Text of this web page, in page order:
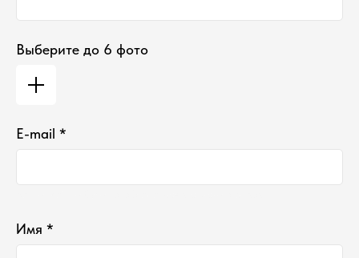
Выберите до 6 фото
E-mail *
Имя *